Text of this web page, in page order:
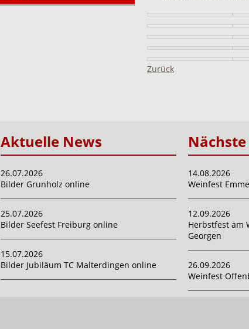
Zurück
Aktuelle News
26.07.2026
Bilder Grunholz online
25.07.2026
Bilder Seefest Freiburg online
15.07.2026
Bilder Jubiläum TC Malterdingen online
14.08.2026
Weinfest
12.09.2026
Herbstfest am
Georgen
26.09.2026
Weinfest